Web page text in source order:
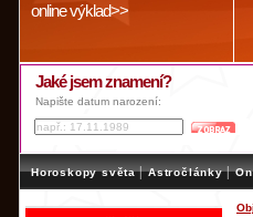
online výklad>>
Jaké jsem znamení?
Napište datum narození:
Horoskopy světa | Astročlánky |